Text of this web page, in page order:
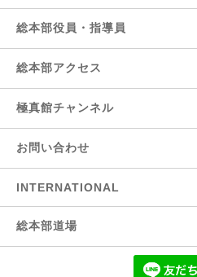
総本部役員・指導員
総本部アクセス
極真館チャンネル
お問い合わせ
INTERNATIONAL
総本部道場